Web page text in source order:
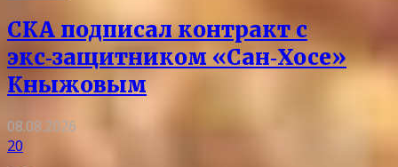
СКА подписал контракт с
экс‑защитником «Сан‑Хосе»
Кныжовым
08.08.2026
20